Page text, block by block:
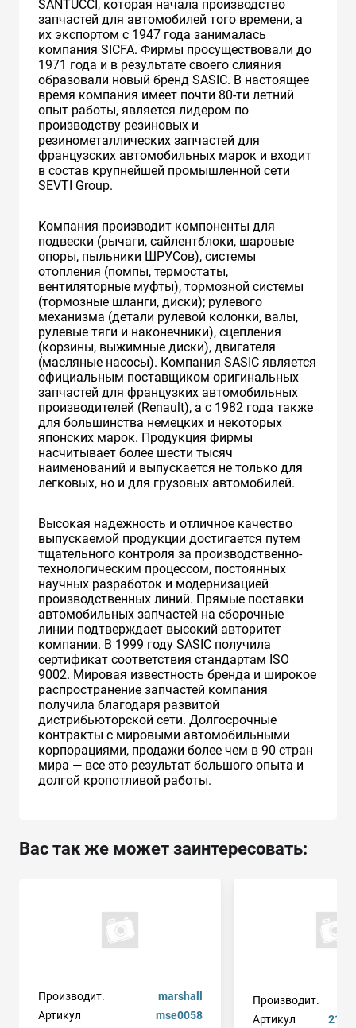
SANTUCCI, которая начала производство
запчастей для автомобилей того времени, а
их экспортом с 1947 года занималась
компания SICFA. Фирмы просуществовали до
1971 года и в результате своего слияния
образовали новый бренд SASIC. В настоящее
время компания имеет почти 80-ти летний
опыт работы, является лидером по
производству резиновых и
резинометаллических запчастей для
французских автомобильных марок и входит
в состав крупнейшей промышленной сети
SEVTI Group.
Компания производит компоненты для
подвески (рычаги, сайлентблоки, шаровые
опоры, пыльники ШРУСов), системы
отопления (помпы, термостаты,
вентиляторные муфты), тормозной системы
(тормозные шланги, диски); рулевого
механизма (детали рулевой колонки, валы,
рулевые тяги и наконечники), сцепления
(корзины, выжимные диски), двигателя
(масляные насосы). Компания SASIC является
официальным поставщиком оригинальных
запчастей для французких автомобильных
производителей (Renault), а с 1982 года также
для большинства немецких и некоторых
японских марок. Продукция фирмы
насчитывает более шести тысяч
наименований и выпускается не только для
легковых, но и для грузовых автомобилей.
Высокая надежность и отличное качество
выпускаемой продукции достигается путем
тщательного контроля за производственно-
технологическим процессом, постоянных
научных разработок и модернизацией
производственных линий. Прямые поставки
автомобильных запчастей на сборочные
линии подтверждает высокий авторитет
компании. В 1999 году SASIC получила
сертификат соответствия стандартам ISO
9002. Мировая известность бренда и широкое
распространение запчастей компания
получила благодаря развитой
дистрибьюторской сети. Долгосрочные
контракты с мировыми автомобильными
корпорациями, продажи более чем в 90 стран
мира — все это результат большого опыта и
долгой кропотливой работы.
Вас так же может заинтересовать:
Производит.
marshall
Артикул
mse0058
Производит.
Артикул